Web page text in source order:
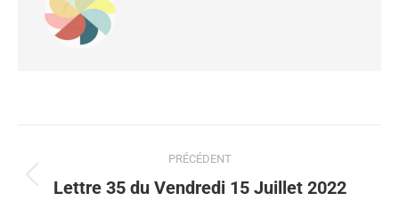
PRÉCÉDENT
Lettre 35 du Vendredi 15 Juillet 2022